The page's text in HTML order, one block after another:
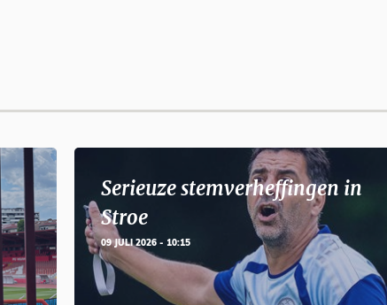
Serieuze stemverheffingen in
Stroe
09 JULI 2026 - 10:15